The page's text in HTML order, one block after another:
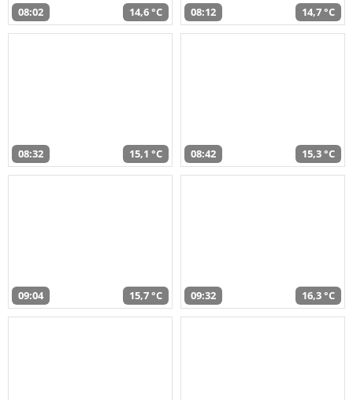
08:02 14,6 °C 08:12 14,7 °C
08:32 15,1 °C 08:42 15,3 °C
09:04 15,7 °C 09:32 16,3 °C